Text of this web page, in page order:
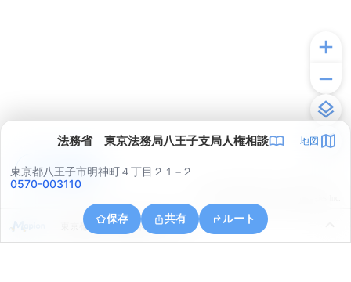
法務省 東京法務局八王子支局人権相談 地図
東京都八王子市明神町４丁目２１−２
0570-003110
保存 共有 ルート
東京都八王子市丹木町１丁目
アプリで見る